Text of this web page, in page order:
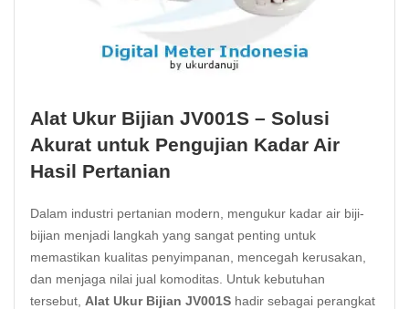
Alat Ukur Bijian JV001S – Solusi
Akurat untuk Pengujian Kadar Air
Hasil Pertanian
Dalam industri pertanian modern, mengukur kadar air biji-
bijian menjadi langkah yang sangat penting untuk
memastikan kualitas penyimpanan, mencegah kerusakan,
dan menjaga nilai jual komoditas. Untuk kebutuhan
tersebut, Alat Ukur Bijian JV001S hadir sebagai perangkat